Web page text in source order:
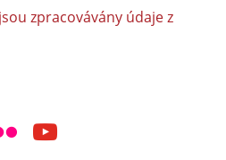
zpracovávány údaje z
youtube